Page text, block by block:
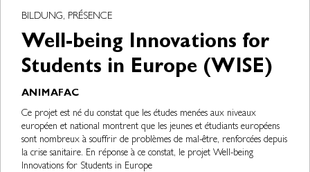
BILDUNG, PRÉSENCE
Well-being Innovations for
Students in Europe (WISE)
ANIMAFAC
Ce projet est né du constat que les études menées aux niveaux
européen et national montrent que les jeunes et étudiants européens
sont nombreux à souffrir de problèmes de mal-être, renforcées depuis
la crise sanitaire. En réponse à ce constat, le projet Well-being
Innovations for Students in Europe